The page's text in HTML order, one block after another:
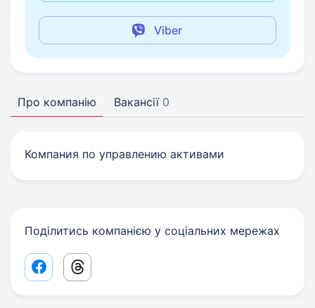
Viber
Про компанію Вакансії 0
Компания по управлению активами
Поділитись компанією у соціальних мережах
Facebook share link
Threads share link